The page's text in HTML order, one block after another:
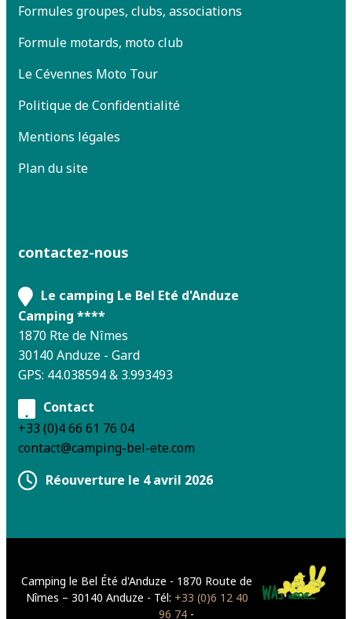
Formules groupes, clubs, associations
Formule motards, moto club
Le Cévennes Moto Tour
Politique de Confidentialité
Mentions légales
Plan du site
contactez-nous
Le camping Le Bel Eté d'Anduze
Camping ****
1870 Rte de Nîmes
30140 Anduze - Gard
GPS: 44.038594 & 3.993493
Contact
+33 (0)4 66 61 76 04
contact@camping-bel-ete.com
Réouverture le 4 avril 2026
Camping le Bel Été d'Anduze - 1870 Route de
Nîmes – 30140 Anduze - Tél: +33 (0)6 12 40
96 74-